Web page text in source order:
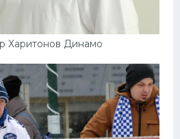
Харитонов Динамо